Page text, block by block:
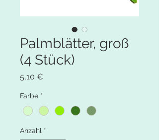
Palmblätter, groß
(4 Stück)
5,10 €
Farbe *
Anzahl *